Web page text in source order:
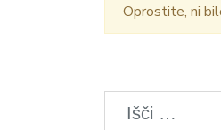
Oprostite, ni